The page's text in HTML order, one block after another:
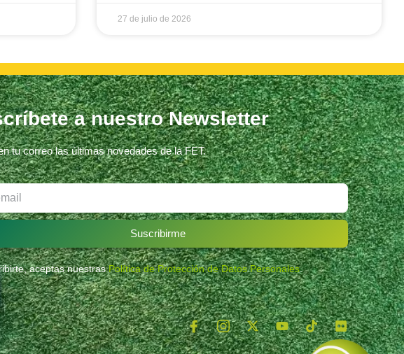
27 de julio de 2026
a nuestro Newsletter
tu correo las últimas novedades de la FET.
Suscribirme
aceptas nuestrasPolítica de Protección de Datos Personales.